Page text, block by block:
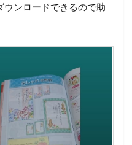
ウンロードできるので助